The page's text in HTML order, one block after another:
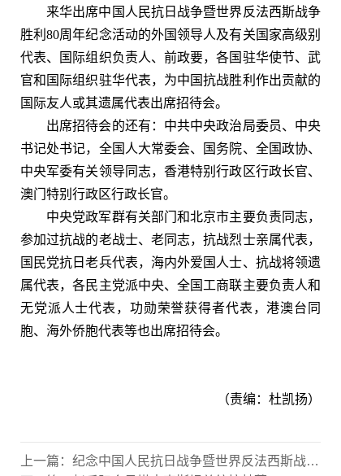
来华出席中国人民抗日战争暨世界反法西斯战争
胜利80周年纪念活动的外国领导人及有关国家高级别
代表、国际组织负责人、前政要，各国驻华使节、武
官和国际组织驻华代表，为中国抗战胜利作出贡献的
国际友人或其遗属代表出席招待会。
出席招待会的还有：中共中央政治局委员、中央
书记处书记，全国人大常委会、国务院、全国政协、
中央军委有关领导同志，香港特别行政区行政长官、
澳门特别行政区行政长官。
中央党政军群有关部门和北京市主要负责同志，
参加过抗战的老战士、老同志，抗战烈士亲属代表，
国民党抗日老兵代表，海内外爱国人士、抗战将领遗
属代表，各民主党派中央、全国工商联主要负责人和
无党派人士代表，功勋荣誉获得者代表，港澳台同
胞、海外侨胞代表等也出席招待会。
（责编：杜凯扬）
上一篇： 纪念中国人民抗日战争暨世界反法西斯战争胜利80周年大会在京隆重举行 习近平发表重要讲话并检阅受阅部队